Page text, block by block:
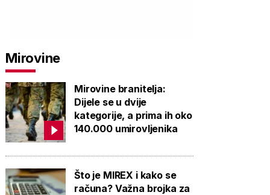
Mirovine
Mirovine branitelja:
Dijele se u dvije
kategorije, a prima ih oko
140.000 umirovljenika
Što je MIREX i kako se
računa? Važna brojka za